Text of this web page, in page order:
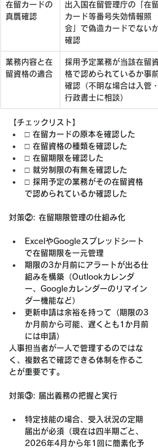
在留カードの
真贋確認
出入国在留管理庁の「在留
カード等番号失効情報照
会」で偽造カードでないか
確認
業務内容と在
留資格の適合
採用予定業務が当該在留資
格で認められているか事前
確認（不明な場合は入管・
行政書士に相談）
【チェックリスト】
□ 在留カードの原本を確認した
□ 在留資格の種類を確認した
□ 在留期限を確認した
□ 就労制限の有無を確認した
□ 採用予定の業務がその在留資格
で認められているか確認した
対策②: 在留期限管理の仕組み化
ExcelやGoogleスプレッドシート
で在留期限を一元管理
期限の3か月前にアラートが出る仕
組みを構築 （Outlookカレンダ
ー、Googleカレンダーのリマイン
ダー機能など）
更新申請は余裕を持って
（期限の3
か月前から可能、遅くとも1か月前
には申請）
人事担当者が一人で管理するのではな
く、複数名で確認できる体制を作るこ
とが重要です。
対策③: 届出義務の把握と実行
特定技能の場合、 受入状況の定期
届出が必須 （現在は四半期ごと、
2026年4月から年1回に簡素化予